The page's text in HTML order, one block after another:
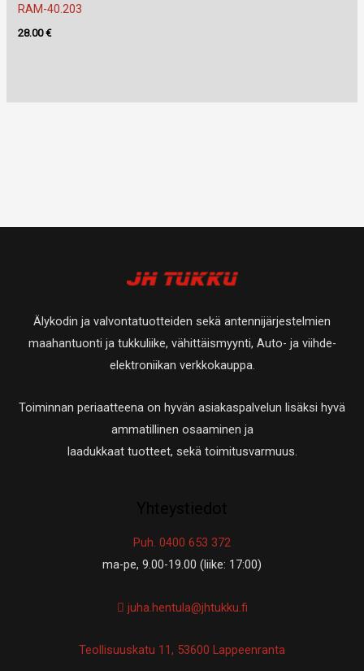
RAM-40.203
28.00€
Älykodin ja valvontatuotteiden sekä antennijärjestelmien
maahantuonti ja tukkuliike, vähittäismyynti, Auto- ja viihde-
elektroniikan verkkokauppa.
Toiminnan periaatteena on hyvän asiakaspalvelun lisäksi hyvä
ammatillinen osaaminen ja
laadukkaat tuotteet, sekä toimitusvarmuus.
Puh. 0400 653 372
ma-pe, 9.00-19.00 (liike: 17:00)
juha.hentula@jhtukku.fi
Teollisuuskatu 11, 53600 Lappeenranta